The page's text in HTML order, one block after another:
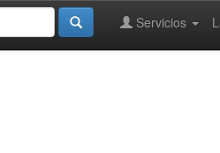
Servicios